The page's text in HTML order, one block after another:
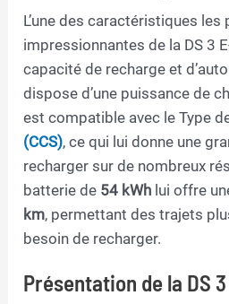
L’une des caractéristiques les
impressionnantes de la DS 3
capacité de recharge et
dispose d’une puissance de
est compatible avec le Type
(CCS), ce qui lui donne une
recharger sur de nombreux
batterie de 54 kWh lui offre
km, permettant des trajets
besoin de recharger.
Présentation de la DS